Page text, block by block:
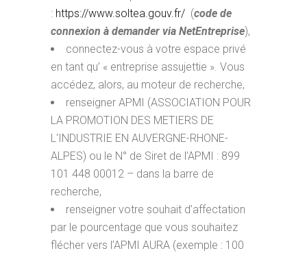
: https://www.soltea.gouv.fr/ (code de
connexion à demander via NetEntreprise),
connectez-vous à votre espace privé
en tant qu’ « entreprise assujettie ». Vous
accédez, alors, au moteur de recherche,
renseigner APMI (ASSOCIATION POUR
LA PROMOTION DES METIERS DE
L‘INDUSTRIE EN AUVERGNE-RHONE-
ALPES) ou le N° de Siret de l’APMI : 899
101 448 00012 – dans la barre de
recherche,
renseigner votre souhait d’affectation
par le pourcentage que vous souhaitez
flécher vers l’APMI AURA (exemple : 100